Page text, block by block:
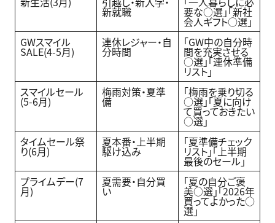
新就職 要な○選」「新社
会人ギフト○選」
GWスマイル
SALE(4-5月)
連休レジャー・自
分時間
「GW中の自分時
間を充実させる
○選」「連休準備
リスト」
スマイルセール
(5-6月)
梅雨対策・夏準
備
「梅雨を乗り切る
○選」「夏に向け
て買っておきたい
○選」
タイムセール祭
り(6月)
夏本番・上半期
駆け込み
「夏準備チェック
リスト」「上半期
最後のセール」
プライムデー(7
月)
夏需要・自分買
い
「夏の自分ご褒
美○選」「2026年
買ってよかった○
選」